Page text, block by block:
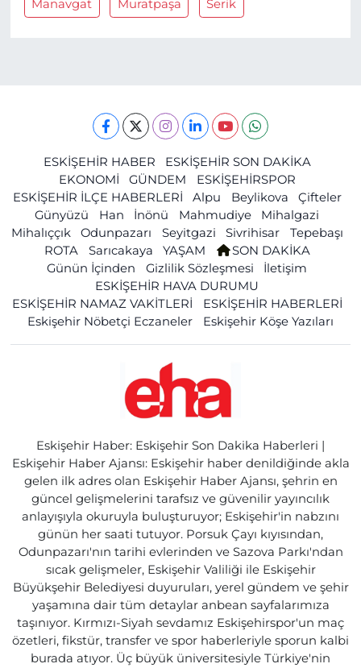
Manavgat Muratpaşa Serik
ESKİŞEHİR HABER
ESKİŞEHİR SON DAKİKA
EKONOMİ
GÜNDEM
ESKİŞEHİRSPOR
ESKİŞEHİR İLÇE HABERLERİ
Alpu Beylikova
Çifteler
Günyüzü
Han İnönü Mahmudiye
Mihalgazi
Mihalıççık
Odunpazarı Seyitgazi Sivrihisar
Tepebaşı
ROTA
Sarıcakaya YAŞAM
SON DAKİKA
Günün İçinden
Gizlilik Sözleşmesi
İletişim
ESKİŞEHİR HAVA DURUMU
ESKİŞEHİR NAMAZ VAKİTLERİ
ESKİŞEHİR HABERLERİ
Eskişehir Nöbetçi Eczaneler
Eskişehir Köşe Yazıları
Eskişehir Haber: Eskişehir Son Dakika Haberleri |
Eskişehir Haber Ajansı: Eskişehir haber denildiğinde akla
gelen ilk adres olan Eskişehir Haber Ajansı, şehrin en
güncel gelişmelerini tarafsız ve güvenilir yayıncılık
anlayışıyla okuruyla buluşturuyor; Eskişehir'in nabzını
günün her saati tutuyor. Porsuk Çayı kıyısından,
Odunpazarı'nın tarihi evlerinden ve Sazova Parkı'ndan
sıcak gelişmeler, Eskişehir Valiliği ile Eskişehir
Büyükşehir Belediyesi duyuruları, yerel gündem ve şehir
yaşamına dair tüm detaylar anbean sayfalarımıza
taşınıyor. Kırmızı-Siyah sevdamız Eskişehirspor'un maç
özetleri, fikstür, transfer ve spor haberleriyle sporun kalbi
burada atıyor. Üç büyük üniversitesiyle Türkiye'nin